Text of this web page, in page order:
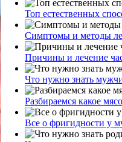
Топ естественных
Симптомы и методы
Причины и лечение
Что нужно знать
Разбираемся какое
Все о фригидности у